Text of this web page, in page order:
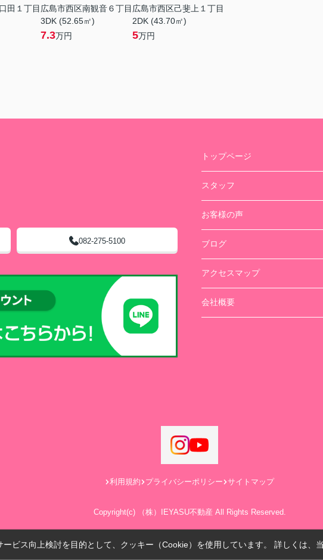
田１丁目 広島市西区南観音６丁目
3DK (52.65㎡)
7.3万円
広島市西区己斐上１丁目
2DK (43.70㎡)
5万円
082-275-5100
トップページ
スタッフ
お客様の声
ブログ
アクセスマップ
会社概要
利用規約 プライバシーポリシー サイトマップ
Copyright(c) （株）IEYASU不動産 All Rights Reserved.
ビス向上検討を目的として、クッキー（Cookie）を使用しています。 詳しくは、